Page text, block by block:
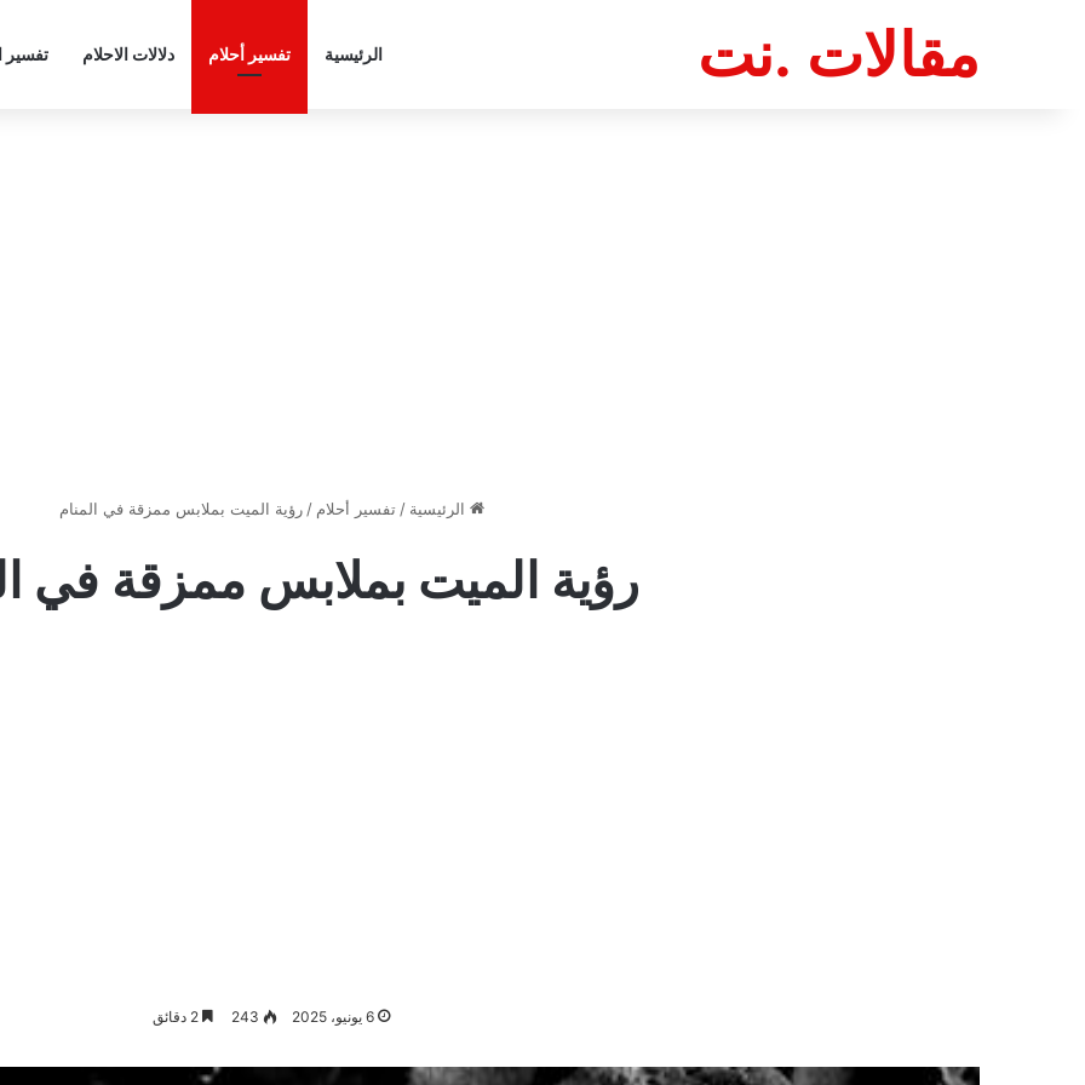
مقالات .نت الرئيسية تفسير أحلام دلالات الاحلام تفسير
الرئيسية / تفسير أحلام / رؤية الميت بملابس ممزقة في المنام
رؤية الميت بملابس ممزقة في
6 يونيو، 2025 243